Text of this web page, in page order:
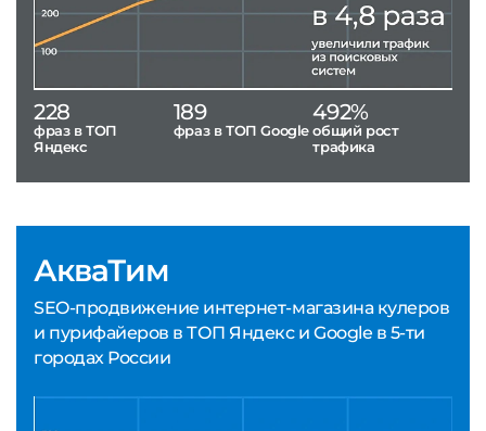
АкваТим
SEO-продвижение интернет-магазина кулеров
и пурифайеров в ТОП Яндекс и Google в 5-ти
городах России
228
фраз в ТОП
Яндекс
189
фраз в ТОП Google
492%
общий рост
трафика